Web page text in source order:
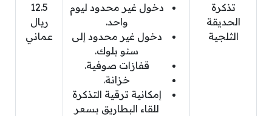
تذكرة
الحديقة
الثلجية
دخول غير محدود ليوم
واحد.
دخول غير محدود إلى
سنو بلوك.
قفازات صوفية.
خزانة.
إمكانية ترقية التذكرة
للقاء البطاريق بسعر
12.5
ريال
عماني